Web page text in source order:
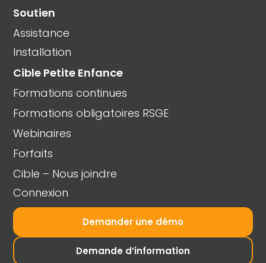
Soutien
Assistance
Installation
Cible Petite Enfance
Formations continues
Formations obligatoires RSGE
Webinaires
Forfaits
Cible – Nous joindre
Connexion
Demander une démo
Demande d’information